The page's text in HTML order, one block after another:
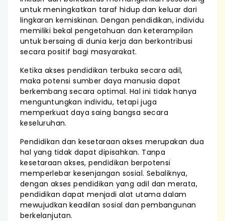
untuk meningkatkan taraf hidup dan keluar dari
lingkaran kemiskinan. Dengan pendidikan, individu
memiliki bekal pengetahuan dan keterampilan
untuk bersaing di dunia kerja dan berkontribusi
secara positif bagi masyarakat.
Ketika akses pendidikan terbuka secara adil,
maka potensi sumber daya manusia dapat
berkembang secara optimal. Hal ini tidak hanya
menguntungkan individu, tetapi juga
memperkuat daya saing bangsa secara
keseluruhan.
Pendidikan dan kesetaraan akses merupakan dua
hal yang tidak dapat dipisahkan. Tanpa
kesetaraan akses, pendidikan berpotensi
memperlebar kesenjangan sosial. Sebaliknya,
dengan akses pendidikan yang adil dan merata,
pendidikan dapat menjadi alat utama dalam
mewujudkan keadilan sosial dan pembangunan
berkelanjutan.